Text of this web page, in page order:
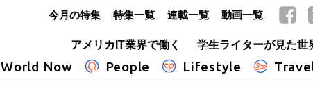
アメリカIT業界で働く
学生ライターが見た世
World Now People Lifestyle
今月の特集 特集一覧 連載一覧 動画一覧